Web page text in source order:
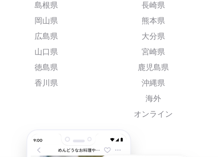
島根県
岡山県
広島県
山口県
徳島県
香川県
長崎県
熊本県
大分県
宮崎県
鹿児島県
沖縄県
海外
オンライン